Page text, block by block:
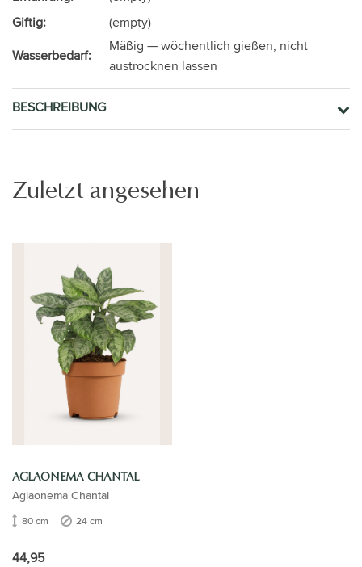
Giftig:
(empty)
Wasserbedarf:
Mäßig — wöchentlich gießen, nicht
austrocknen lassen
BESCHREIBUNG
Zuletzt angesehen
AGLAONEMA CHANTAL
Aglaonema Chantal
80 cm 24 cm
44,95